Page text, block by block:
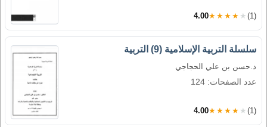
4.00★★★★★ (1)
سلسلة التربية الإسلامية (9) التربية
د.حسن بن علي الحجاجي
عدد الصفحات: 124
4.00★★★★★ (1)